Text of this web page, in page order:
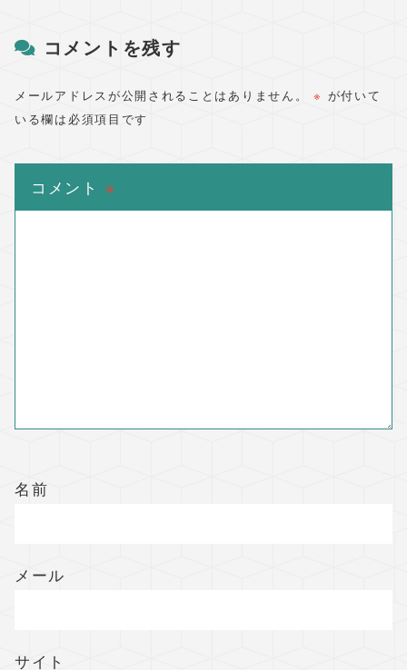
コメントを残す
メールアドレスが公開されることはありません。 ※ が付いて
いる欄は必須項目です
コメント ※
名前
メール
サイト